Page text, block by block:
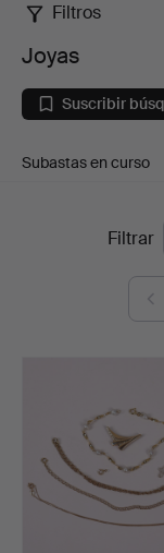
Joyas
Filtros
Joyas
Suscribir
Subastas en curso
Filtrar